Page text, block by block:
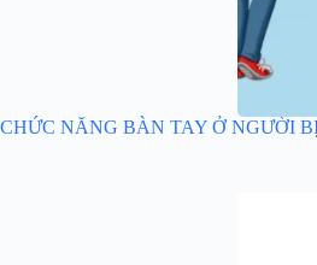
CHỨC NĂNG BÀN TAY Ở NGƯỜI